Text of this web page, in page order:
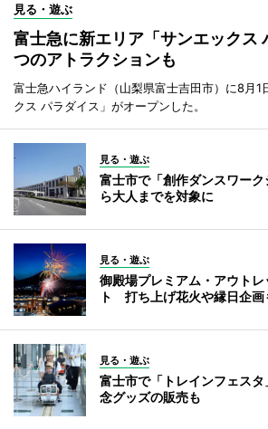
見る・遊ぶ
富士急に新エリア「サンエック
つのアトラクションも
富士急ハイランド（山梨県富士吉田市）に8月1
クス パラダイス」がオープンした。
見る・遊ぶ
富士市で「創作ダンスワー
ら大人までを対象に
見る・遊ぶ
御殿場プレミアム・アウト
ト 打ち上げ花火や縁日企画
見る・遊ぶ
富士市で「トレインフェス
念グッズの販売も